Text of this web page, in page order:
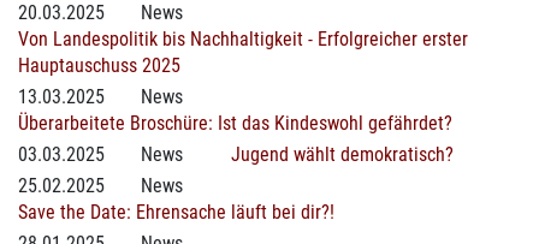
20.03.2025
News
Von Landespolitik bis Nachhaltigkeit - Erfolgreicher erster
Hauptauschuss 2025
13.03.2025
News
Überarbeitete Broschüre: Ist das Kindeswohl gefährdet?
03.03.2025
News
Jugend wählt demokratisch?
25.02.2025
News
Save the Date: Ehrensache läuft bei dir?!